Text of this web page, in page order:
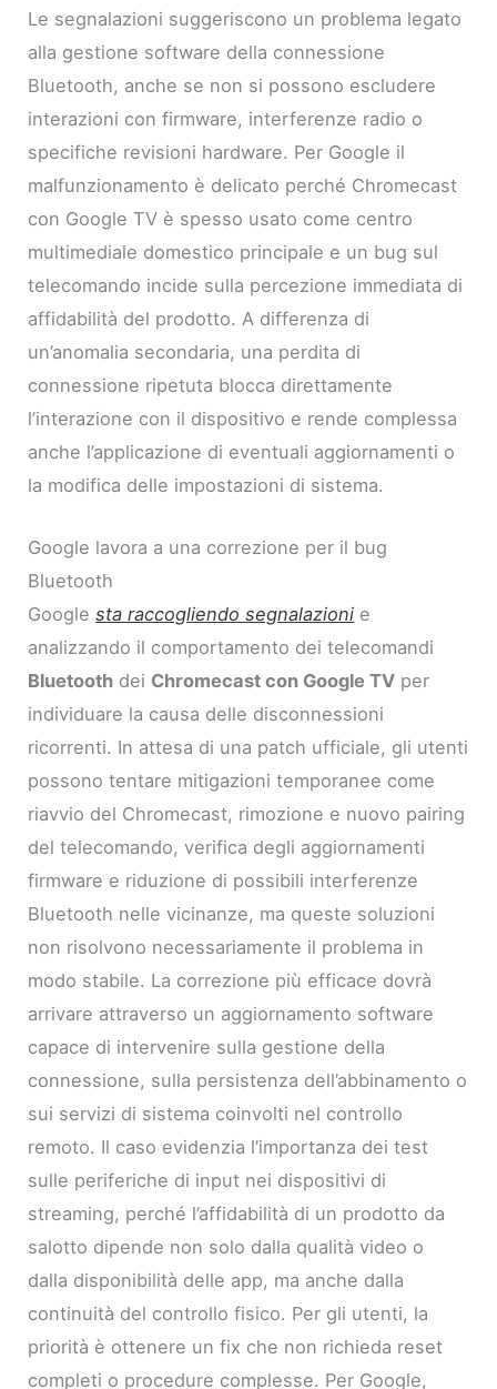
Le segnalazioni suggeriscono un problema legato
alla gestione software della connessione
Bluetooth, anche se non si possono escludere
interazioni con firmware, interferenze radio o
specifiche revisioni hardware. Per Google il
malfunzionamento è delicato perché Chromecast
con Google TV è spesso usato come centro
multimediale domestico principale e un bug sul
telecomando incide sulla percezione immediata di
affidabilità del prodotto. A differenza di
un’anomalia secondaria, una perdita di
connessione ripetuta blocca direttamente
l’interazione con il dispositivo e rende complessa
anche l’applicazione di eventuali aggiornamenti o
la modifica delle impostazioni di sistema.
Google lavora a una correzione per il bug
Bluetooth
Googlesta raccogliendo segnalazioni e
analizzando il comportamento dei telecomandi
Bluetooth dei Chromecast con Google TV per
individuare la causa delle disconnessioni
ricorrenti. In attesa di una patch ufficiale, gli utenti
possono tentare mitigazioni temporanee come
riavvio del Chromecast, rimozione e nuovo pairing
del telecomando, verifica degli aggiornamenti
firmware e riduzione di possibili interferenze
Bluetooth nelle vicinanze, ma queste soluzioni
non risolvono necessariamente il problema in
modo stabile. La correzione più efficace dovrà
arrivare attraverso un aggiornamento software
capace di intervenire sulla gestione della
connessione, sulla persistenza dell’abbinamento o
sui servizi di sistema coinvolti nel controllo
remoto. Il caso evidenzia l’importanza dei test
sulle periferiche di input nei dispositivi di
streaming, perché l’affidabilità di un prodotto da
salotto dipende non solo dalla qualità video o
dalla disponibilità delle app, ma anche dalla
continuità del controllo fisico. Per gli utenti, la
priorità è ottenere un fix che non richieda reset
completi o procedure complesse. Per Google,